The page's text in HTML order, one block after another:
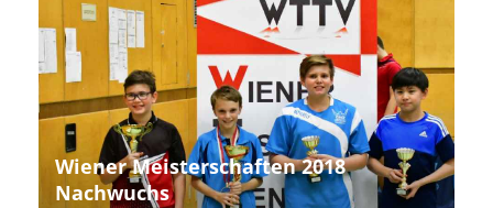
Wiener Meisterschaften 2018
Nachwuchs